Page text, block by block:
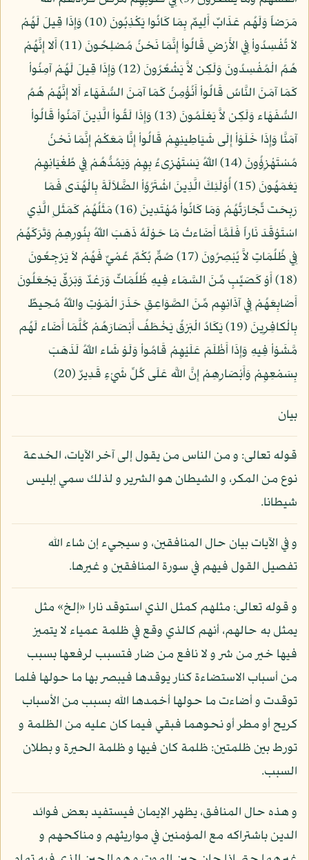
مَرَضاً وَلَهُم عَذَابٌ أَلِيمٌ بِمَا كَانُوا يَكْذِبُونَ (10) وَإِذَا قِيلَ لَهُمْ
لاَ تُفْسِدُواْ فِي الأَرْضِ قَالُواْ إِنَّمَا نَحْنُ مُصْلِحُونَ (11) أَلا إِنَّهُمْ
هُمُ الْمُفْسِدُونَ وَلَكِن لاَّ يَشْعُرُونَ (12) وَإِذَا قِيلَ لَهُمْ آمِنُواْ
كَمَا آمَنَ النَّاسُ قَالُواْ أَنُؤْمِنُ كَمَا آمَنَ السُّفَهَاء أَلا إِنَّهُمْ هُمُ
السُّفَهَاء وَلَكِن لاَّ يَعْلَمُونَ (13) وَإِذَا لَقُواْ الَّذِينَ آمَنُواْ قَالُواْ
آمَنَّا وَإِذَا خَلَوْاْ إِلَى شَيَاطِينِهِمْ قَالُواْ إِنَّا مَعَكْمْ إِنَّمَا نَحْنُ
مُسْتَهْزِؤُونَ (14) اللّهُ يَسْتَهْزِىءُ بِهِمْ وَيَمُدُّهُمْ فِي طُغْيَانِهِمْ
يَعْمَهُونَ (15) أُوْلَئِكَ الَّذِينَ اشْتَرُوُاْ الضَّلاَلَةَ بِالْهُدَى فَمَا
رَبِحَت تِّجَارَتُهُمْ وَمَا كَانُواْ مُهْتَدِينَ (16) مَثَلُهُمْ كَمَثَلِ الَّذِي
اسْتَوْقَدَ نَاراً فَلَمَّا أَضَاءتْ مَا حَوْلَهُ ذَهَبَ اللّهُ بِنُورِهِمْ وَتَرَكَهُمْ
فِي ظُلُمَاتٍ لاَّ يُبْصِرُونَ (17) صُمٌّ بُكْمٌ عُمْيٌ فَهُمْ لاَ يَرْجِعُونَ
(18) أَوْ كَصَيِّبٍ مِّنَ السَّمَاء فِيهِ ظُلُمَاتٌ وَرَعْدٌ وَبَرْقٌ يَجْعَلُونَ
أَصْابِعَهُمْ فِي آذَانِهِم مِّنَ الصَّوَاعِقِ حَذَرَ الْمَوْتِ واللّهُ مُحِيطٌ
بِالْكافِرِينَ (19) يَكَادُ الْبَرْقُ يَخْطَفُ أَبْصَارَهُمْ كُلَّمَا أَضَاء لَهُم
مَّشَوْاْ فِيهِ وَإِذَا أَظْلَمَ عَلَيْهِمْ قَامُواْ وَلَوْ شَاء اللّهُ لَذَهَبَ
بِسَمْعِهِمْ وَأَبْصَارِهِمْ إِنَّ اللَّه عَلَى كُلِّ شَيْءٍ قَدِيرٌ (20)
بيان
قوله تعالى: و من الناس من يقول إلى آخر الآيات، الخدعة
نوع من المكر، و الشيطان هو الشرير و لذلك سمي إبليس
شيطانا.
و في الآيات بيان حال المنافقين، و سيجيء إن شاء الله
تفصيل القول فيهم في سورة المنافقين و غيرها.
و قوله تعالى: مثلهم كمثل الذي استوقد نارا «إلخ» مثل
يمثل به حالهم، أنهم كالذي وقع في ظلمة عمياء لا يتميز
فيها خير من شر و لا نافع من ضار فتسبب لرفعها بسبب
من أسباب الاستضاءة كنار يوقدها فيبصر بها ما حولها فلما
توقدت و أضاءت ما حولها أخمدها الله بسبب من الأسباب
كريح أو مطر أو نحوهما فبقي فيما كان عليه من الظلمة و
تورط بين ظلمتين: ظلمة كان فيها و ظلمة الحيرة و بطلان
السبب.
و هذه حال المنافق، يظهر الإيمان فيستفيد بعض فوائد
الدين باشتراكه مع المؤمنين في مواريثهم و مناكحهم و